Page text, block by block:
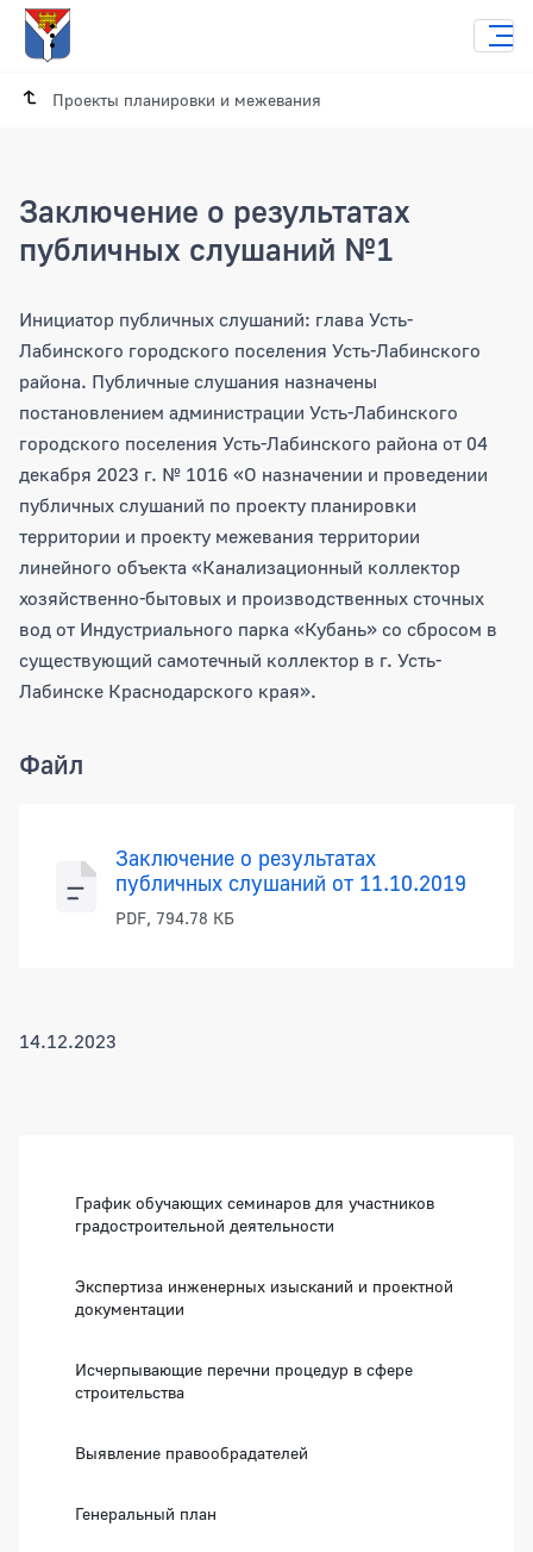
Проекты планировки и межевания
Заключение о результатах
публичных слушаний №1
Заключение о результатах
Инициатор публичных слушаний: глава Усть-
Лабинского городского поселения Усть-Лабинского
района. Публичные слушания назначены
постановлением администрации Усть-Лабинского
городского поселения Усть-Лабинского района от 04
декабря 2023 г. № 1016 «О назначении и проведении
публичных слушаний по проекту планировки
территории и проекту межевания территории
линейного объекта «Канализационный коллектор
хозяйственно-бытовых и производственных сточных
вод от Индустриального парка «Кубань» со сбросом в
существующий самотечный коллектор в г. Усть-
Лабинске Краснодарского края».
Файл
Заключение о результатах
публичных слушаний от 11.10.2019
PDF, 794.78 КБ
14.12.2023
График обучающих семинаров для участников
градостроительной деятельности
Экспертиза инженерных изысканий и проектной
документации
Исчерпывающие перечни процедур в сфере
строительства
Выявление правообрадателей
Генеральный план